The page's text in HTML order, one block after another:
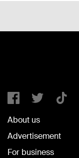
About us
Advertisement
For business